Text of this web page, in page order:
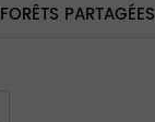
FORÊTS PARTAGÉES